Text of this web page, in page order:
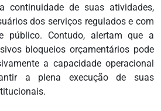
continuidade de suas atividades,
dos serviços regulados e com
público. Contudo, alertam que a
bloqueios orçamentários pode
a capacidade operacional
a plena execução de suas